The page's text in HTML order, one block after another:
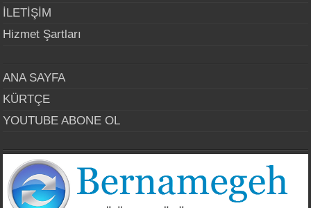
İLETİŞİM
Hizmet Şartları
ANA SAYFA
KÜRTÇE
YOUTUBE ABONE OL